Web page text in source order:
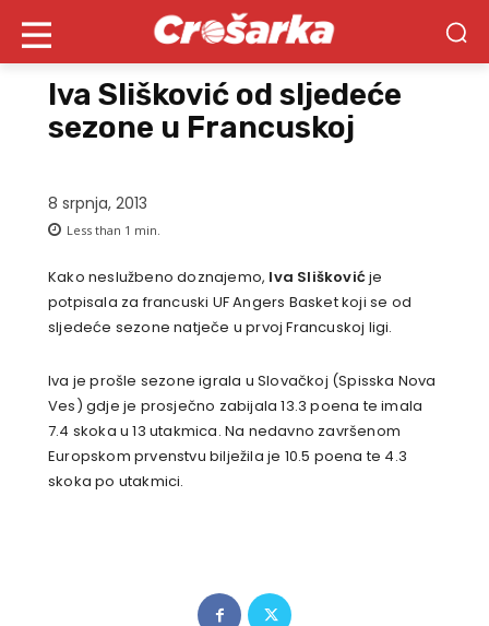
Iva Slišković od sljedeće
sezone u Francuskoj
8 srpnja, 2013
Less than 1 min.
Kako neslužbeno doznajemo, Iva Sliškovićje
potpisala za francuski UF Angers Basket koji se od
sljedeće sezone natječe u prvoj Francuskoj ligi.
Iva je prošle sezone igrala u Slovačkoj (Spisska Nova
Ves) gdje je prosječno zabijala 13.3 poena te imala
7.4 skoka u 13 utakmica. Na nedavno završenom
Europskom prvenstvu bilježila je 10.5 poena te 4.3
skoka po utakmici.